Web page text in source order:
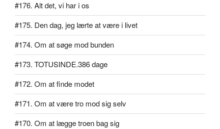
#176. Alt det, vi har i os
#175. Den dag, jeg lærte at være i livet
#174. Om at søge mod bunden
#173. TOTUSINDE.386 dage
#172. Om at finde modet
#171. Om at være tro mod sig selv
#170. Om at lægge troen bag sig